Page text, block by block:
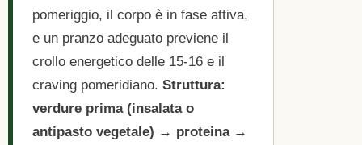
pomeriggio, il corpo è in fase attiva,
e un pranzo adeguato previene il
crollo energetico delle 15-16 e il
craving pomeridiano. Struttura:
verdure prima (insalata o
antipasto vegetale) → proteina →